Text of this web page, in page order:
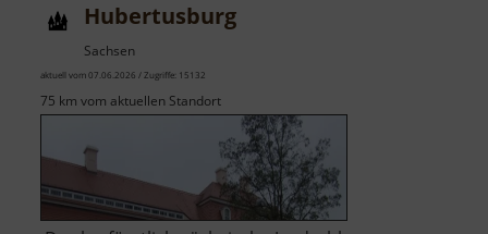
Hubertusburg
Sachsen
aktuell vom 07.06.2026 / Zugriffe: 15132
75 km vom aktuellen Standort